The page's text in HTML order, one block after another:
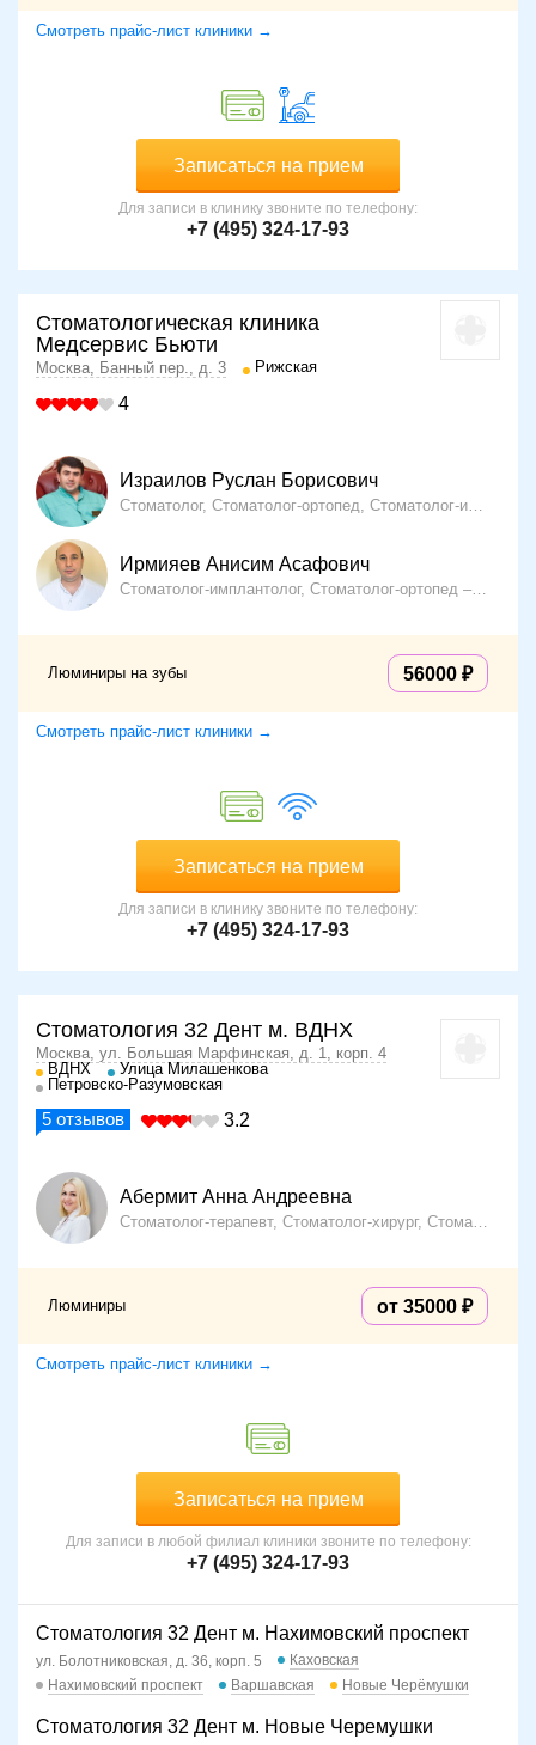
Смотреть прайс-лист клиники →
Записаться на прием
Для записи в клинику звоните по телефону:
+7 (495) 324-17-93
Стоматологическая клиника
Медсервис Бьюти
Москва, Банный пер., д. 3 Рижская
4
Израилов Руслан Борисович
Стоматолог, Стоматолог-ортопед, Стоматолог-имплантолог, Стоматолог-хирург
Ирмияев Анисим Асафович
Стоматолог-имплантолог, Стоматолог-ортопед 24 года
Люминиры на зубы 56000
Смотреть прайс-лист клиники →
Записаться на прием
Для записи в клинику звоните по телефону:
+7 (495) 324-17-93
Стоматология 32 Дент м. ВДНХ
Москва, ул. Большая Марфинская, д. 1, корп. 4
ВДНХ
Улица Милашенкова
Петровско-Разумовская
5 отзывов 3.2
Абермит Анна Андреевна
Стоматолог-терапевт, Стоматолог-хирург, Стоматолог-ортопед
Люминиры от 35000
Смотреть прайс-лист клиники →
Записаться на прием
Для записи в любой филиал клиники звоните по телефону:
+7 (495) 324-17-93
Стоматология 32 Дент м. Нахимовский проспект
ул. Болотниковская, д. 36, корп. 5
Каховская
Нахимовский проспект
Варшавская Новые Черёмушки
Стоматология 32 Дент м. Новые Черемушки